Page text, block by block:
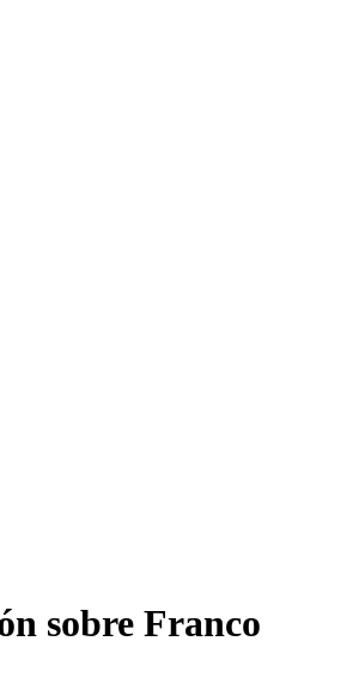
sobre Franco